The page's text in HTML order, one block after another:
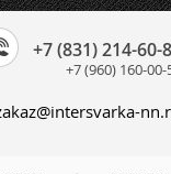
@intersvarka-
+7 (831) 214-60-
+7 (960) 160-00-